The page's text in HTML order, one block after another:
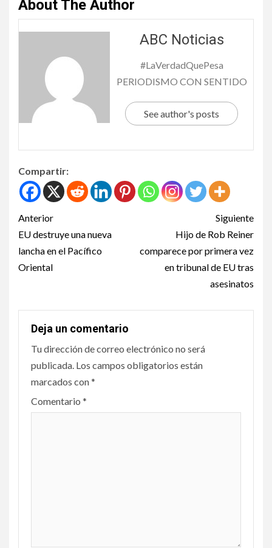
About The Author
ABC Noticias
#LaVerdadQuePesa
PERIODISMO CON SENTIDO
See author's posts
Compartir:
Anterior
EU destruye una nueva
lancha en el Pacífico
Oriental
Siguiente
Hijo de Rob Reiner
comparece por primera vez
en tribunal de EU tras
asesinatos
Deja un comentario
Tu dirección de correo electrónico no será
publicada. Los campos obligatorios están
marcados con*
Comentario *